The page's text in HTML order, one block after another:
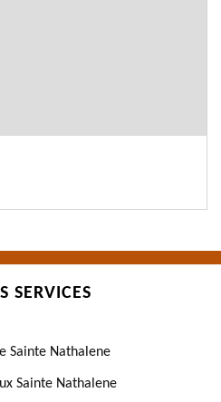
SERVICES
Sainte Nathalene
Sainte Nathalene